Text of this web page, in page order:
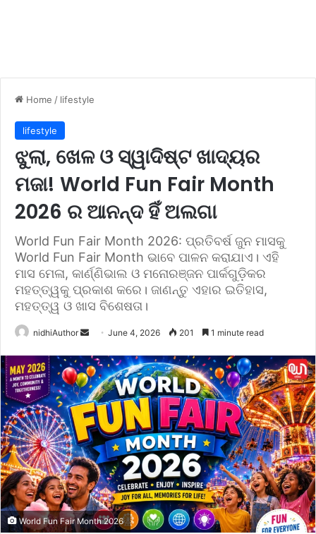
Home / lifestyle
lifestyle
ଝୁଲା, ଖେଳ ଓ ସ୍ୱାଦିଷ୍ଟ ଖାଦ୍ୟର
ମଜା! World Fun Fair Month
2026 ର ଆନନ୍ଦ ହିଁ ଅଲଗା
World Fun Fair Month 2026: ପ୍ରତିବର୍ଷ ଜୁନ ମାସକୁ
World Fun Fair Month ଭାବେ ପାଳନ କରାଯାଏ। ଏହି
ମାସ ମେଳା, କାର୍ଣ୍ଣିଭାଲ ଓ ମନୋରଞ୍ଜନ ପାର୍କଗୁଡ଼ିକର
ମହତ୍ତ୍ୱକୁ ପ୍ରକାଶ କରେ। ଜାଣନ୍ତୁ ଏହାର ଇତିହାସ,
ମହତ୍ତ୍ୱ ଓ ଖାସ ବିଶେଷତା।
nidhiAuthor
n
d
a
n
e
m
a
i
l
June 4, 2026 201 1 minute read
World Fun Fair Month 2026